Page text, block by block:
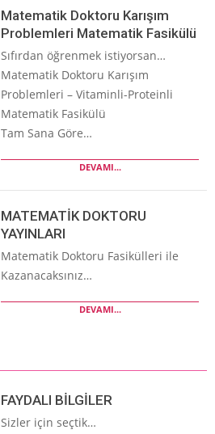
Matematik Doktoru Karışım
Problemleri Matematik Fasikülü
Sıfırdan öğrenmek istiyorsan…
Matematik Doktoru Karışım
Problemleri – Vitaminli-Proteinli
Matematik Fasikülü
Tam Sana Göre…
DEVAMI...
MATEMATİK DOKTORU
YAYINLARI
Matematik Doktoru Fasikülleri ile
Kazanacaksınız…
DEVAMI...
FAYDALI BİLGİLER
Sizler için seçtik…